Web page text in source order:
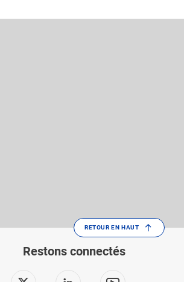
RETOUR EN HAUT
Restons connectés